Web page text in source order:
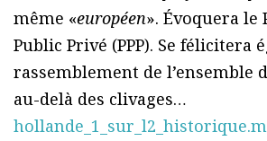
même «européen». Évoquera le
Public Privé (PPP). Se félicitera
rassemblement de l’ensemble
au-delà des clivages…